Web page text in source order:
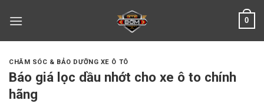
0
CHĂM SÓC & BẢO DƯỠNG XE Ô TÔ
Báo giá lọc dầu nhớt cho xe ô to chính
hãng